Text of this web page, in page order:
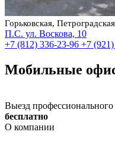
Горьковская,
П.С. ул. Воскова, 10
+7 (812) 336-23-96 +7
Мобильные
Выезд профессионального
бесплатно
О компании